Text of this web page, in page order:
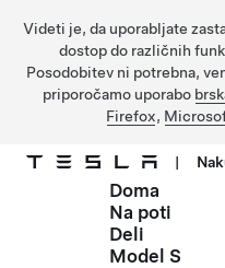
Videti je, da uporabljate
dostop do različnih
Posodobitev ni potrebna,
priporočamo uporabo
Firefox,
Preskočite na glavno vsebino
|
Doma
Na poti
Deli
Model S